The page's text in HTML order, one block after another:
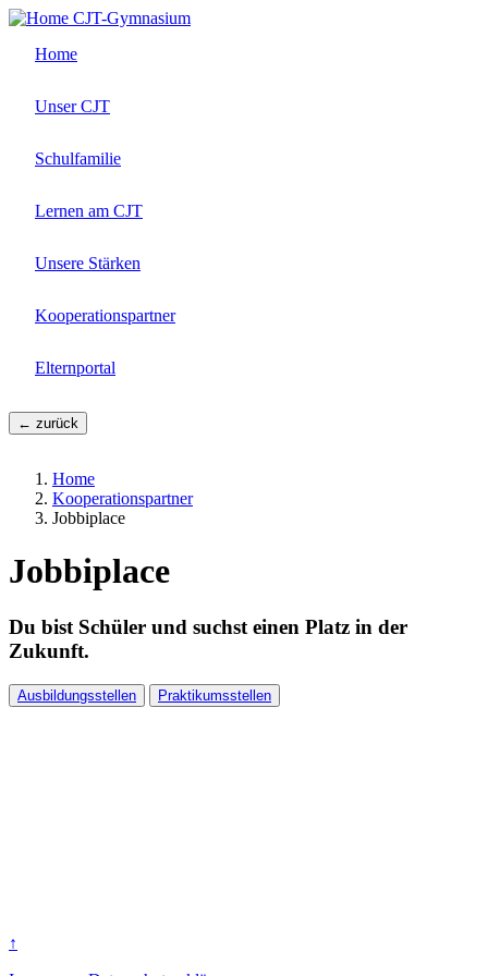
Direkt
Inhalt
CJT-Gymnasium
Home
Unser CJT
Schulfamilie
Lernen am CJT
Unsere Stärken
Kooperationspartner
Elternportal
← zurück
Home
Kooperationspartner
Jobbiplace
Jobbiplace
Du bist Schüler und suchst einen Platz in der
Zukunft.
Ausbildungsstellen Praktikumsstellen
↑